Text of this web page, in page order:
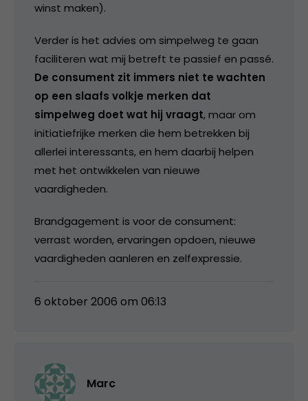
winst maken).
Verder is het advies om simpelweg te gaan
faciliteren wat mij betreft te passief en passé.
De consument zit immers niet te wachten
op een slaafs volkje merken dat
simpelweg doet wat hij vraagt, maar om
initiatiefrijke merken die hem betrekken bij
allerlei interessants, en hem daarbij helpen
met het ontwikkelen van nieuwe
vaardigheden.
Brandgagement is voor de consument:
verrast worden, ervaringen opdoen, nieuwe
vaardigheden aanleren en zelfexpressie.
6 oktober 2006 om 06:13
Marc